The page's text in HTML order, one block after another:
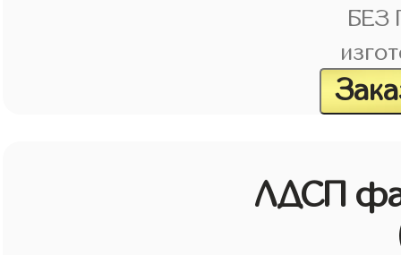
БЕЗ
ЛДСП